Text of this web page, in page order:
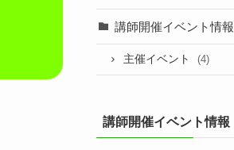
講師開催イベント情報
主催イベント (4)
講師開催イベント情報